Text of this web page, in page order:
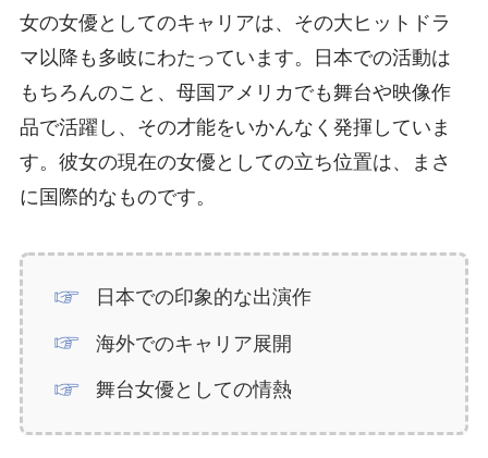
女の女優としてのキャリアは、その大ヒットドラ
マ以降も多岐にわたっています。日本での活動は
もちろんのこと、母国アメリカでも舞台や映像作
品で活躍し、その才能をいかんなく発揮していま
す。彼女の現在の女優としての立ち位置は、まさ
に国際的なものです。
日本での印象的な出演作
海外でのキャリア展開
舞台女優としての情熱